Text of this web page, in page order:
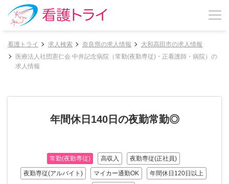
看護トライ 求人検索 奈良県の求人情報
大和高田市の求人情報
医療法人社団憲仁会 中井記念病院（常勤(夜勤専従)・正看護師・病院）の
求人情報
年間休日140日の夜勤常勤◎
常勤(夜勤専従) 高収入 夜勤専従(正社員)
夜勤専従(アルバイト) マイカー通勤OK 年間休日120日以上